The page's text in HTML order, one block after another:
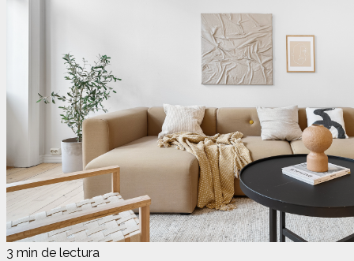
3 min de lectura